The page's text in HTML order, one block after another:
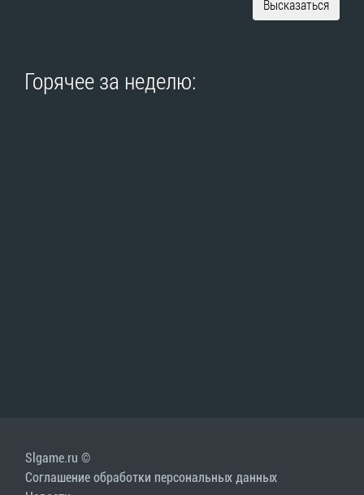
Высказаться
Горячее за неделю:
Slgame.ru ©
Соглашение обработки персональных данных